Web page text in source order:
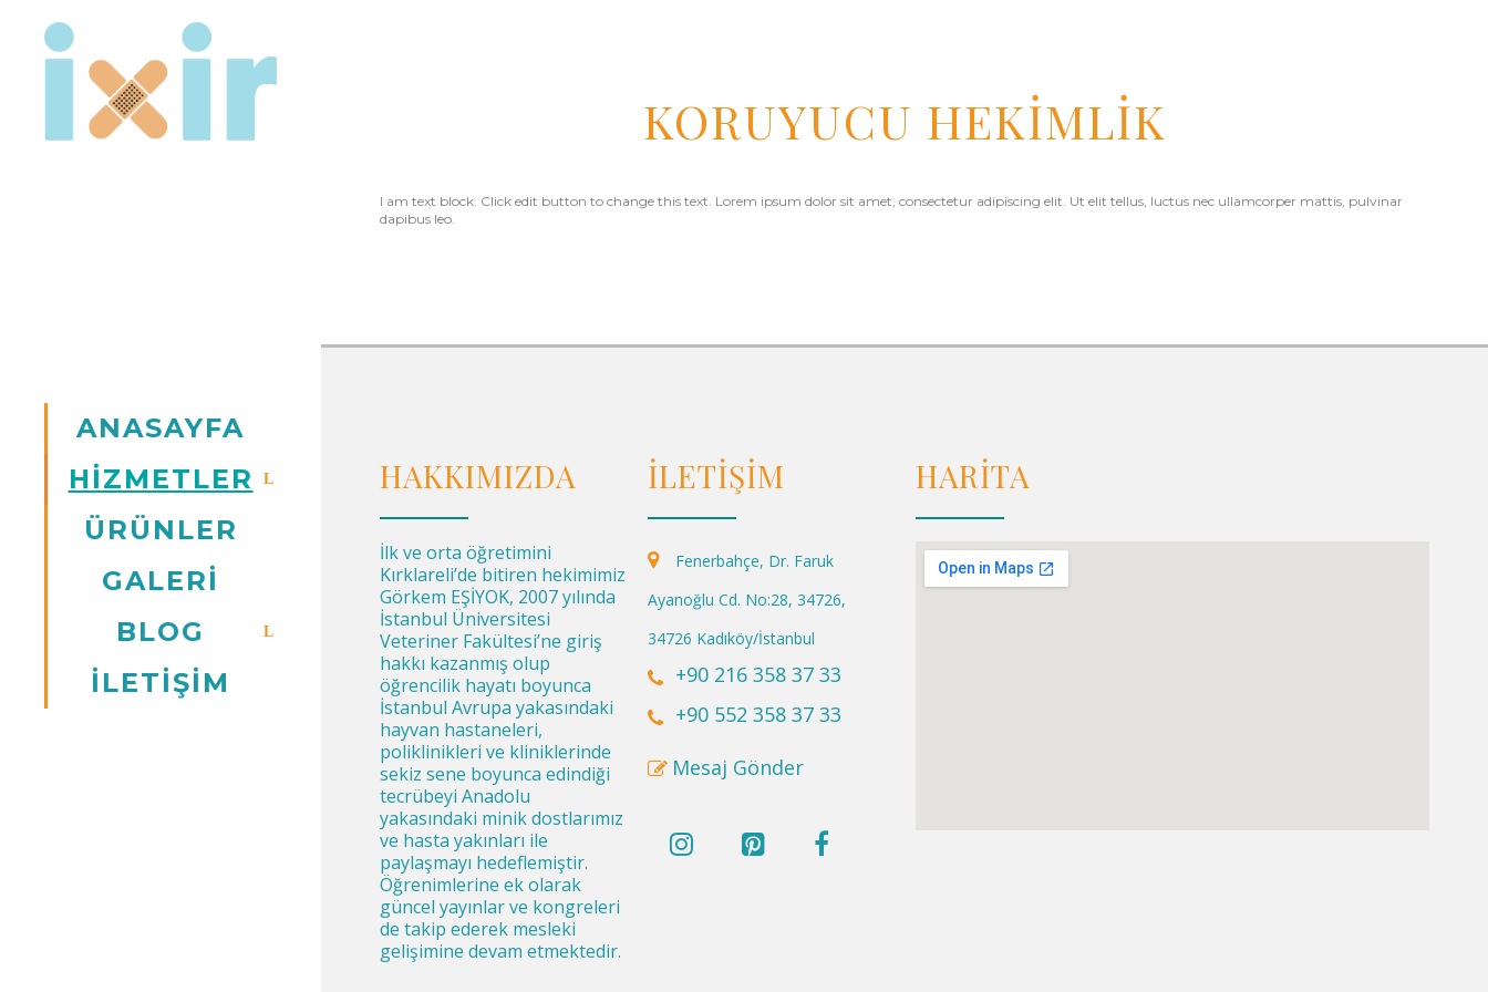
ANASAYFA
HİZMETLER
ÜRÜNLER
GALERİ
BLOG
İLETİŞİM
KORUYUCU HEKİMLİK
I am text block. Click edit button to change this text. Lorem ipsum dolor sit amet, consectetur adipiscing elit. Ut elit tellus, luctus nec ullamcorper mattis, pulvinar
dapibus leo.
HAKKIMIZDA
İlk ve orta öğretimini
Kırklareli’de bitiren hekimimiz
Görkem EŞİYOK, 2007 yılında
İstanbul Üniversitesi
Veteriner Fakültesi’ne giriş
hakkı kazanmış olup
öğrencilik hayatı boyunca
İstanbul Avrupa yakasındaki
hayvan hastaneleri,
poliklinikleri ve kliniklerinde
sekiz sene boyunca edindiği
tecrübeyi Anadolu
yakasındaki minik dostlarımız
ve hasta yakınları ile
paylaşmayı hedeflemiştir.
Öğrenimlerine ek olarak
güncel yayınlar ve kongreleri
de takip ederek mesleki
gelişimine devam etmektedir.
İLETİŞİM
Fenerbahçe, Dr. Faruk
Ayanoğlu Cd. No:28, 34726,
34726 Kadıköy/İstanbul
+90 216 358 37 33
+90 552 358 37 33
Mesaj Gönder
HARİTA